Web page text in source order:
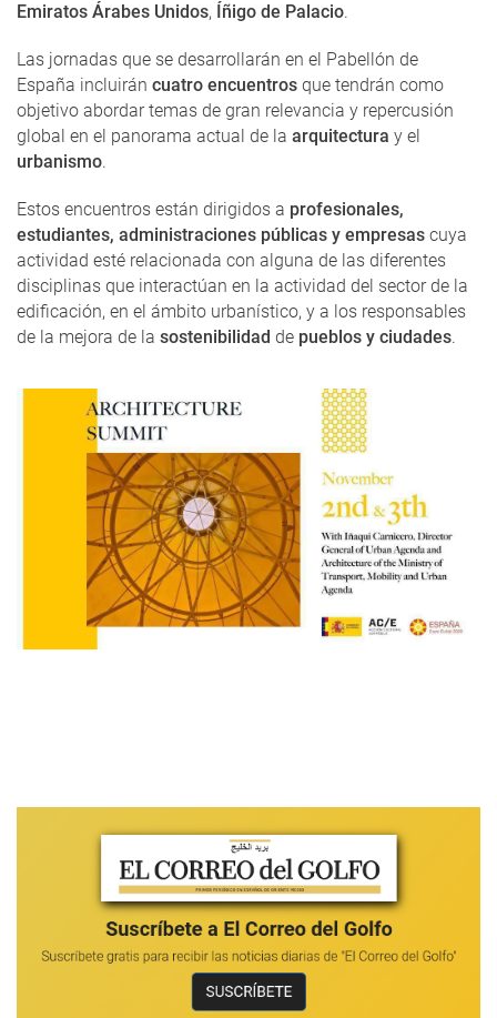
Emiratos Árabes Unidos, Íñigo de Palacio.
Las jornadas que se desarrollarán en el Pabellón de
España incluirán cuatro encuentros que tendrán como
objetivo abordar temas de gran relevancia y repercusión
global en el panorama actual de la arquitectura y el
urbanismo.
Estos encuentros están dirigidos a profesionales,
estudiantes, administraciones públicas y empresas cuya
actividad esté relacionada con alguna de las diferentes
disciplinas que interactúan en la actividad del sector de la
edificación, en el ámbito urbanístico, y a los responsables
de la mejora de la sostenibilidad de pueblos y ciudades.